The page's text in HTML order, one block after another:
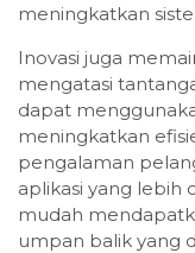
meningkatkan
Inovasi juga
mengatasi
dapat
meningkatkan
pengalaman
aplikasi yang lebih
mudah
umpan balik yang